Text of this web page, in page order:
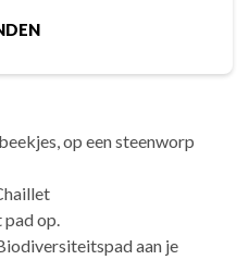
op een steenworp
pad op.
aan je